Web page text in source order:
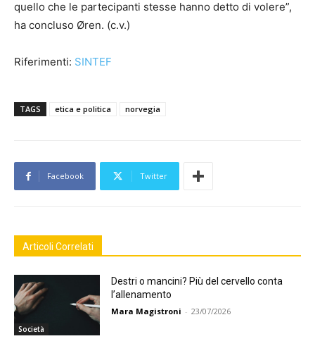
quello che le partecipanti stesse hanno detto di volere”,
ha concluso Øren. (c.v.)
Riferimenti: SINTEF
TAGS etica e politica norvegia
Facebook Twitter
Articoli Correlati
Società
Destri o mancini? Più del cervello conta
l’allenamento
Mara Magistroni - 23/07/2026